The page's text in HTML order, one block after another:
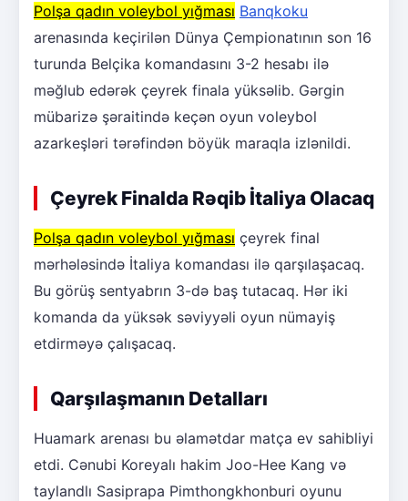
Polşa qadın voleybol yığması Banqkoku
arenasında keçirilən Dünya Çempionatının son 16
turunda Belçika komandasını 3-2 hesabı ilə
məğlub edərək çeyrek finala yüksəlib. Gərgin
mübarizə şəraitində keçən oyun voleybol
azarkeşləri tərəfindən böyük maraqla izlənildi.
Çeyrek Finalda Rəqib İtaliya Olacaq
Polşa qadın voleybol yığması çeyrek final
mərhələsində İtaliya komandası ilə qarşılaşacaq.
Bu görüş sentyabrın 3-də baş tutacaq. Hər iki
komanda da yüksək səviyyəli oyun nümayiş
etdirməyə çalışacaq.
Qarşılaşmanın Detalları
Huamark arenası bu əlamətdar matça ev sahibliyi
etdi. Cənubi Koreyalı hakim Joo-Hee Kang və
taylandlı Sasiprapa Pimthongkhonburi oyunu